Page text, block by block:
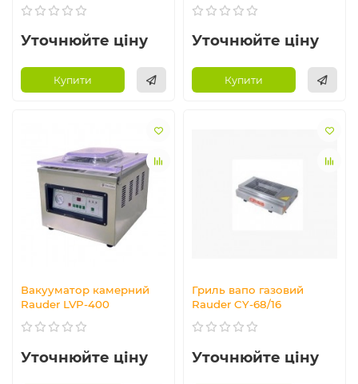
Уточнюйте ціну
Купити
Уточнюйте ціну
Купити
Вакууматор камерний
Rauder LVP-400
Уточнюйте ціну
Гриль вапо газовий
Rauder CY-68/16
Уточнюйте ціну